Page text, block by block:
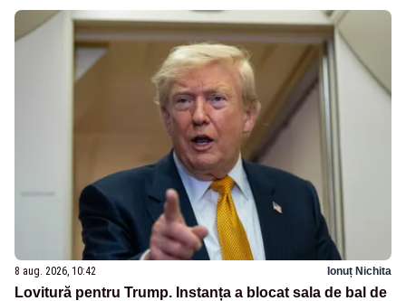
8 aug. 2026, 10:42 Ionuț Nichita
Lovitură pentru Trump. Instanța a blocat sala de bal de